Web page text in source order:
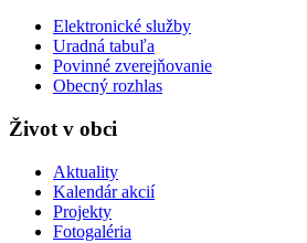
Elektronické služby
Uradná tabuľa
Povinné zverejňovanie
Obecný rozhlas
Život v obci
Aktuality
Kalendár akcií
Projekty
Fotogaléria